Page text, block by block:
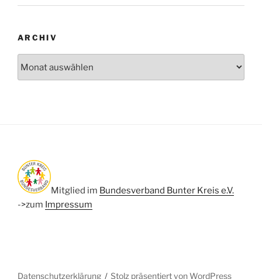
ARCHIV
Mitglied im Bundesverband Bunter Kreis e.V.
->zum Impressum
Datenschutzerklärung Stolz präsentiert von WordPress